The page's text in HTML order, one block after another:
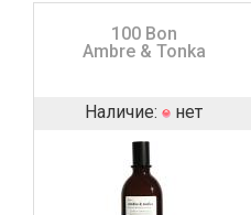
100 Bon
Ambre & Tonka
Наличие: нет